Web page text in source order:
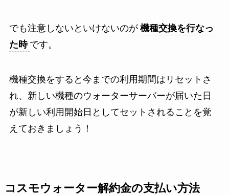
でも注意しないといけないのが 機種交換を行なっ
た時 です。
機種交換をすると今までの利用期間はリセットさ
れ、新しい機種のウォーターサーバーが届いた日
が新しい利用開始日としてセットされることを覚
えておきましょう！
コスモウォーター解約金の支払い方法